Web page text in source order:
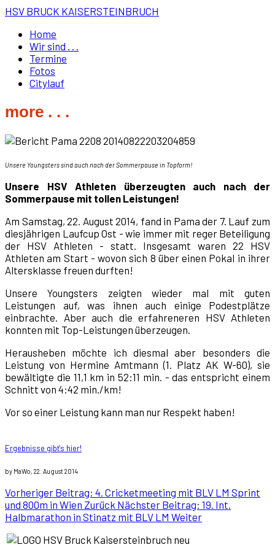
HSV BRUCK KAISERSTEINBRUCH
Home
Wir sind . . .
Termine
Fotos
Citylauf
more . . .
Unsere Youngsters sind auch nach der Sommerpause in Topform!
Unsere HSV Athleten überzeugten auch nach der
Sommerpause mit tollen Leistungen!
Am Samstag, 22. August 2014, fand in Pama der 7. Lauf zum
diesjährigen Laufcup Ost - wie immer mit reger Beteiligung
der HSV Athleten - statt. Insgesamt waren 22 HSV
Athleten am Start - wovon sich 8 über einen Pokal in ihrer
Altersklasse freuen durften!
Unsere Youngsters zeigten wieder mal mit guten
Leistungen auf, was ihnen auch einige Podestplätze
einbrachte. Aber auch die erfahreneren HSV Athleten
konnten mit Top-Leistungen überzeugen.
Herausheben möchte ich diesmal aber besonders die
Leistung von Hermine Amtmann (1. Platz AK W-60), sie
bewältigte die 11,1 km in 52:11 min. - das entspricht einem
Schnitt von 4:42 min./km!
Vor so einer Leistung kann man nur Respekt haben!
Ergebnisse gibt's hier!
by MaWo, 22. August 2014
Vorheriger Beitrag: 4. Cricketmeeting mit BLV LM Sprint
und 800m in Wien Zurück Nächster Beitrag: 19. Int.
Halbmarathon in Stinatz mit BLV LM Weiter